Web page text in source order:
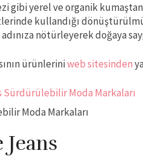
gibi yerel ve organik
kullandığı
nötürleyerek doğaya
ürünleriniweb sitesinden
Moda Markaları